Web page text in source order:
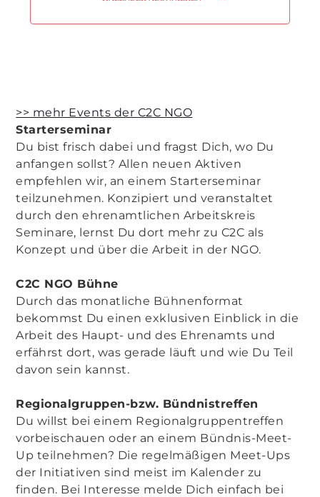
>> mehr Events der C2C NGO
Starterseminar
Du bist frisch dabei und fragst Dich, wo Du
anfangen sollst? Allen neuen Aktiven
empfehlen wir, an einem Starterseminar
teilzunehmen. Konzipiert und veranstaltet
durch den ehrenamtlichen Arbeitskreis
Seminare, lernst Du dort mehr zu C2C als
Konzept und über die Arbeit in der NGO.
C2C NGO Bühne
Durch das monatliche Bühnenformat
bekommst Du einen exklusiven Einblick in die
Arbeit des Haupt- und des Ehrenamts und
erfährst dort, was gerade läuft und wie Du Teil
davon sein kannst.
Regionalgruppen-bzw. Bündnistreffen
Du willst bei einem Regionalgruppentreffen
vorbeischauen oder an einem Bündnis-Meet-
Up teilnehmen? Die regelmäßigen Meet-Ups
der Initiativen sind meist im Kalender zu
finden. Bei Interesse melde Dich einfach bei